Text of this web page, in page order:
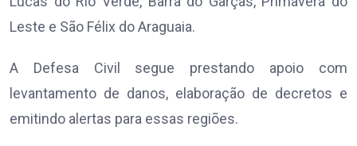
Leste e São Félix do Araguaia.
A Defesa Civil segue prestando apoio com
levantamento de danos, elaboração de decretos e
emitindo alertas para essas regiões.